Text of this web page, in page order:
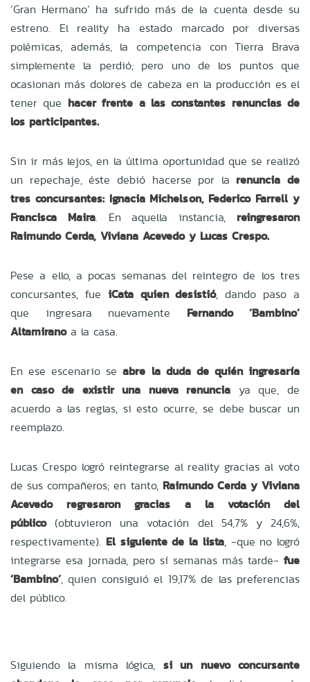
‘Gran Hermano’ ha sufrido más de la cuenta desde su
estreno. El reality ha estado marcado por diversas
polémicas, además, la competencia con Tierra Brava
simplemente la perdió; pero uno de los puntos que
ocasionan más dolores de cabeza en la producción es el
tener que hacer frente a las constantes renuncias de
los participantes.
Sin ir más lejos, en la última oportunidad que se realizó
un repechaje, éste debió hacerse por la renuncia de
tres concursantes: Ignacia Michelson, Federico Farrell y
Francisca Maira. En aquella instancia,
reingresaron
Raimundo Cerda, Viviana Acevedo y Lucas Crespo.
Pese a ello, a pocas semanas del reintegro de los tres
concursantes, fue iCata quien desistió, dando paso a
que ingresara nuevamente
Fernando ‘Bambino’
Altamirano a la casa.
En ese escenario se abre la duda de quién ingresaría
en caso de existir una nueva renuncia ya que, de
acuerdo a las reglas, si esto ocurre, se debe buscar un
reemplazo.
Lucas Crespo logró reintegrarse al reality gracias al voto
de sus compañeros; en tanto, Raimundo Cerda y Viviana
Acevedo regresaron gracias a la votación del
público (obtuvieron una votación del 54,7% y 24,6%,
respectivamente). El siguiente de la lista, -que no logró
integrarse esa jornada, pero sí semanas más tarde- fue
‘Bambino’, quien consiguió el 19,17% de las preferencias
del público.
Siguiendo la misma lógica, si un nuevo concursante